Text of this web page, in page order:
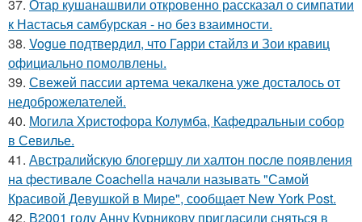
37. Отар кушанашвили откровенно рассказал о симпатии
к Настасья самбурская - но без взаимности.
38. Vogue подтвердил, что Гарри стайлз и Зои кравиц
официально помолвлены.
39. Свежей пассии артема чекалкена уже досталось от
недоброжелателей.
40. Могила Христофора Колумба, Кафедральныи собор
в Севилье.
41. Австралийскую блогершу ли халтон после появления
на фестивале Coachella начали называть "Самой
Красивой Девушкой в Мире", сообщает New York Post.
42. В2001 году Анну Курникову пригласили сняться в